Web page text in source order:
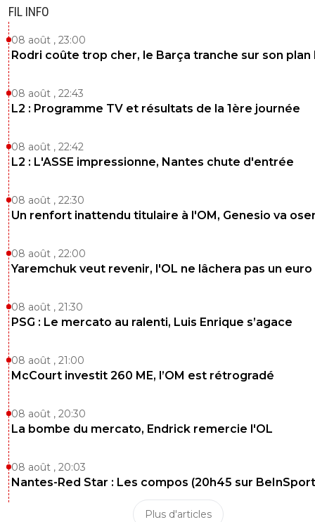
FIL INFO
08 août , 23:00
Rodri coûte trop cher, le Barça tranche sur son plan
08 août , 22:43
L2 : Programme TV et résultats de la 1ère journée
08 août , 22:42
L2 : L'ASSE impressionne, Nantes chute d'entrée
08 août , 22:30
Un renfort inattendu titulaire à l'OM, Genesio va
08 août , 22:00
Yaremchuk veut revenir, l'OL ne lâchera pas un euro
08 août , 21:30
PSG : Le mercato au ralenti, Luis Enrique s’agace
08 août , 21:00
McCourt investit 260 ME, l’OM est rétrogradé
08 août , 20:30
La bombe du mercato, Endrick remercie l'OL
08 août , 20:03
Nantes-Red Star : Les compos (20h45 sur
Plus d'articles